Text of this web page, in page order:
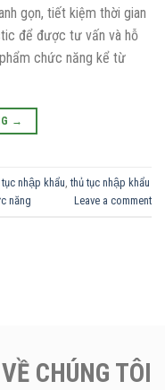
gọn, tiết kiệm thời gian
để được tư vấn và hỗ
chức năng kể từ
→
tục nhập khẩu ,thủ tục nhập khẩu
năng Leave a comment
CHÚNG TÔI